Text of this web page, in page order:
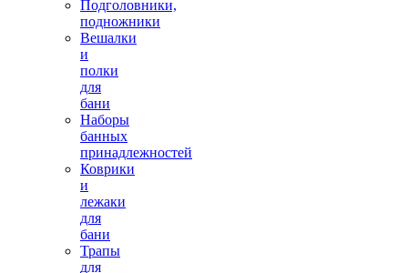
Подголовники,
подножники
Вешалки
и
полки
для
бани
Наборы
банных
принадлежностей
Коврики
и
лежаки
для
бани
Трапы
для